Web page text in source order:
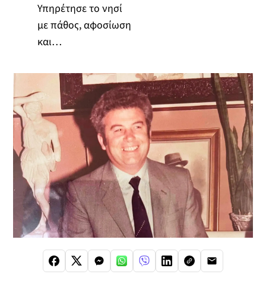
Υπηρέτησε το νησί
με πάθος, αφοσίωση
και…